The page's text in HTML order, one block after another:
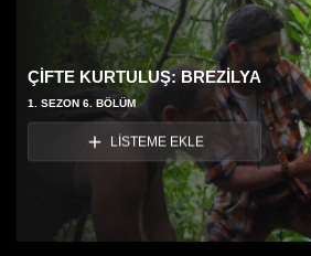
ÇİFTE KURTULUŞ: BREZİLYA
1. SEZON 6. BÖLÜM
LİSTEME EKLE